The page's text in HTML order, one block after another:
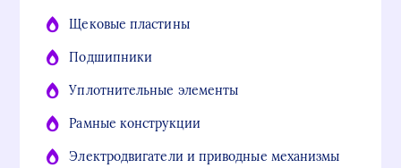
Щековые пластины
Подшипники
Уплотнительные элементы
Рамные конструкции
Электродвигатели и приводные механизмы